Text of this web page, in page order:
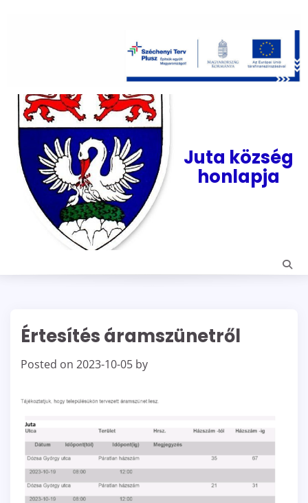
content
Juta község
honlapja
Értesítés áramszünetről
Posted on 2023-10-05 by